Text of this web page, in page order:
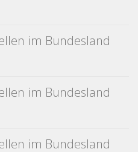
im Bundesland
im Bundesland
im Bundesland